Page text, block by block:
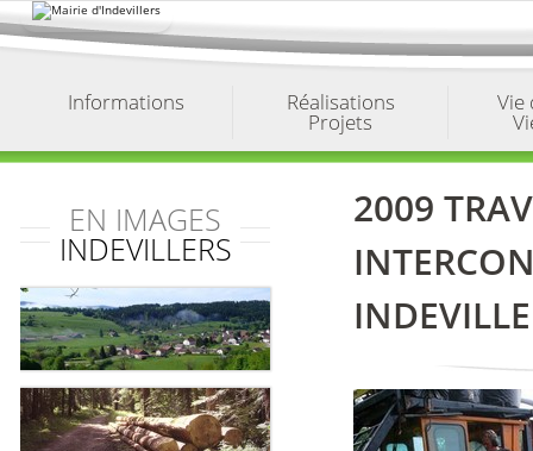
au
contenu.
Informations Réalisations
Projets
Vie
EN IMAGES
INDEVILLERS
2009